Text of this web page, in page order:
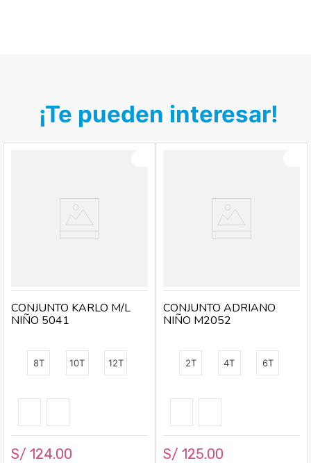
¡Te pueden interesar!
8T 10T 12T
CONJUNTO KARLO M/L
NIÑO 5041
S/ 124.00
2T 4T 6T
CONJUNTO ADRIANO
NIÑO M2052
S/ 125.00